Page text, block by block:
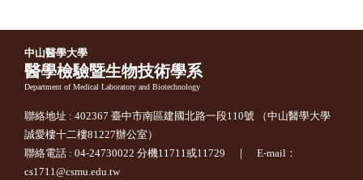
中山醫學大學
醫學檢驗暨生物技術學系
Department of Medical Laboratory and Biotechnology
聯絡地址 : 402367 臺中市南區建國北路一段110號 （中山醫學大學
誠愛樓十二樓81227辦公室）
聯絡電話 : 04-24730022 分機11711或11729 ｜ E-mail：
cs1711@csmu.edu.tw